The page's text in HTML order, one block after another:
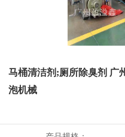
马桶清洁剂;厕所除臭剂 广
泡机械